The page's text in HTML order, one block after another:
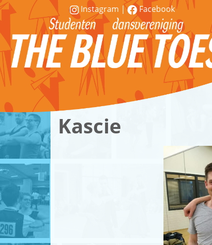
Instagram | Facebook
Vereniging
Lessen
Word
lid!
Workshops
&
demonstraties
Contact
Kascie